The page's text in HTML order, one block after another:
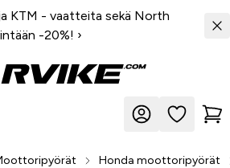
KTM - vaatteita sekä North
-20%! ›
Honda moottoripyörät